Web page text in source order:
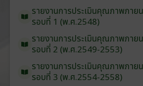
รายงานการประเมินคุณภาพภาย
รอบ⁠ที่ 1 (พ.ศ.2548)
รายงานการประเมินคุณภาพภาย
รอบ⁠ที่ 2 (พ.ศ.2549-2553)
รายงานการประเมินคุณภาพภาย
รอบ⁠ที่ 3 (พ.ศ.2554-2558)